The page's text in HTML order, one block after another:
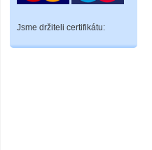
Jsme držiteli certifikátu: